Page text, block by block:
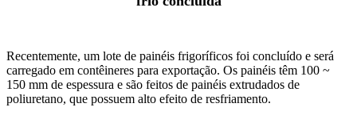
Recentemente, um lote de painéis frigoríficos foi concluído e será
carregado em contêineres para exportação. Os painéis têm 100 ~
150 mm de espessura e são feitos de painéis extrudados de
poliuretano, que possuem alto efeito de resfriamento.